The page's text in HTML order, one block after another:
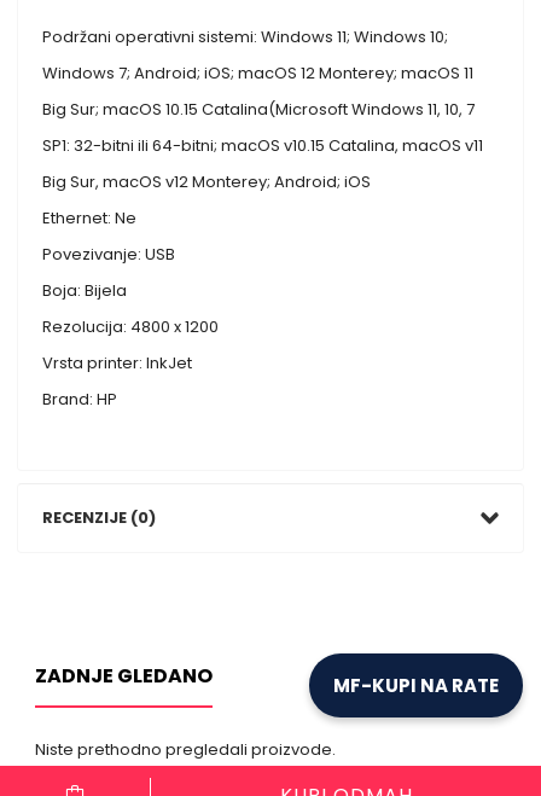
Podržani operativni sistemi: Windows 11; Windows 10;
Windows 7; Android; iOS; macOS 12 Monterey; macOS 11
Big Sur; macOS 10.15 Catalina(Microsoft Windows 11, 10, 7
SP1: 32-bitni ili 64-bitni; macOS v10.15 Catalina, macOS v11
Big Sur, macOS v12 Monterey; Android; iOS
Ethernet: Ne
Povezivanje: USB
Boja: Bijela
Rezolucija: 4800 x 1200
Vrsta printer: InkJet
Brand: HP
RECENZIJE (0)
ZADNJE GLEDANO
Niste prethodno pregledali proizvode.
MF-KUPI NA RATE